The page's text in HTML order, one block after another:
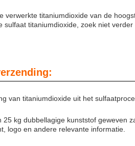
verwerkte titaniumdioxide van de
sulfaat titaniumdioxide, zoek niet verder
van titaniumdioxide uit het
25 kg dubbellagige kunststof geweven
logo en andere relevante informatie.